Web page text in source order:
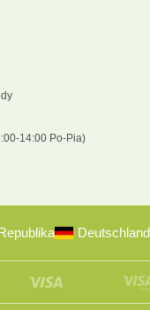
14:00 Po-Pia)
Deutschland